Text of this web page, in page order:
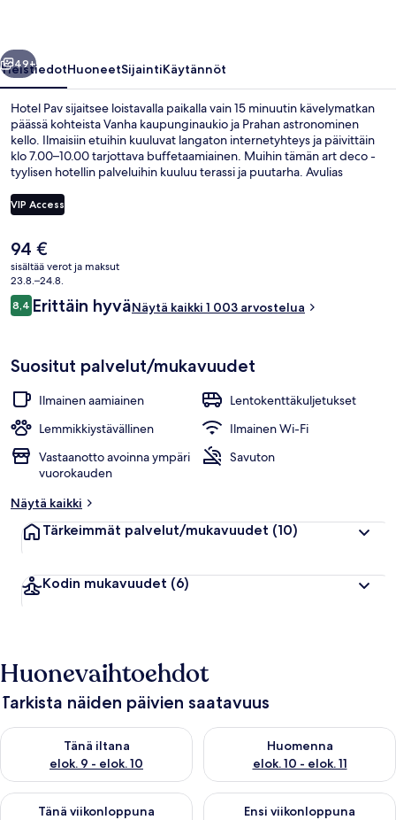
Seuraava
49+
YleistiedotHuoneetSijaintiKäytännöt
Hotel Pav sijaitsee loistavalla paikalla vain 15 minuutin kävelymatkan
päässä kohteista Vanha kaupunginaukio ja Prahan astronominen
kello. Ilmaisiin etuihin kuuluvat langaton internetyhteys ja päivittäin
klo 7.00–10.00 tarjottava buffetaamiainen. Muihin tämän art deco -
tyylisen hotellin palveluihin kuuluu terassi ja puutarha. Avulias
arvostavat. Majoituspaikka sijaitsee lyhyen kävelymatkan päässä
julkisen liikenteen yhteyksistä: Myslíkovan pysäkki sijaitsee 2
päässä.
VIP Access
Nykyinen
hinta
on
94 €
94 €
sisältää verot ja maksut
23.8.–24.8.
Arvostelut
8,48,4 kautta 10.
Erittäin hyväNäytä kaikki 1 003 arvostelua
Suositut palvelut/mukavuudet
Ilmainen aamiainen
Lentokenttäkuljetukset
Lemmikkiystävällinen
Ilmainen Wi-Fi
Vastaanotto avoinna ympäri
vuorokauden
Savuton
Näytä kaikki
Tärkeimmät palvelut/mukavuudet (10)
Kodin mukavuudet (6)
Huonevaihtoehdot
Tarkista näiden päivien saatavuus
Tänä iltana
elok. 9 - elok. 10
Tarkista tämän illan saatavuus elok. 9 - elok. 10
Huomenna
elok. 10 - elok. 11
Tarkista huomisen saatavuus
Tänä viikonloppuna
Tarkista tämän viikonlopun saatavuus elok. 14 - elok. 16
Ensi viikonloppuna
Tarkista ensi viikonlopun